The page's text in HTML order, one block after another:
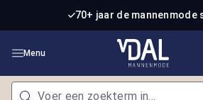
Ga naar de hoofdinhoud70+ jaar de mannenmode
Menu